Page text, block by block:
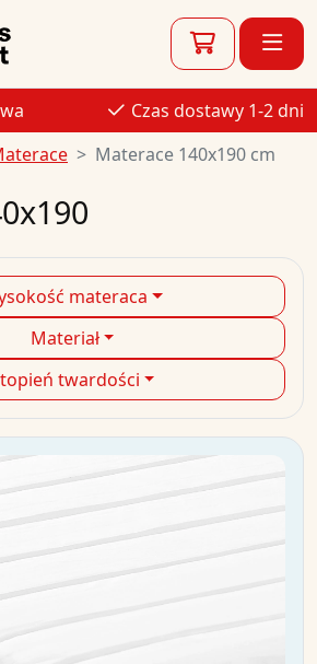
Czas dostawy 1-2 dni
Materace 140x190 cm
materaca
Materiał
twardości